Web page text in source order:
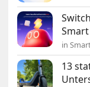
in
13